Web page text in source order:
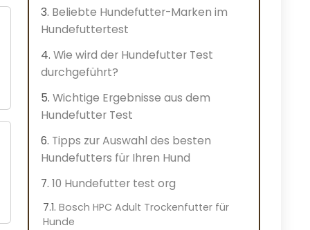
Beliebte Hundefutter-Marken im
Hundefuttertest
Wie wird der Hundefutter Test
durchgeführt?
Wichtige Ergebnisse aus dem
Hundefutter Test
Tipps zur Auswahl des besten
Hundefutters für Ihren Hund
10 Hundefutter test org
Bosch HPC Adult Trockenfutter für
Hunde